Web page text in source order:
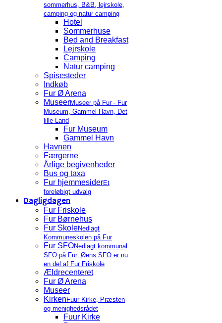
sommerhus, B&B, lejrskole,
camping og natur camping
Hotel
Sommerhuse
Bed and Breakfast
Lejrskole
Camping
Natur camping
Spisesteder
Indkøb
Fur Ø Arena
MuseerMuseer på Fur - Fur
Museum, Gammel Havn, Det
lille Land
Fur Museum
Gammel Havn
Havnen
Færgerne
Årlige begivenheder
Bus og taxa
Fur hjemmesiderEt
foreløbigt udvalg
Dagligdagen
Fur Friskole
Fur Børnehus
Fur SkoleNedlagt
Kommuneskolen på Fur
Fur SFONedlagt kommunal
SFO på Fur. Øens SFO er nu
en del af Fur Friskole
Ældrecenteret
Fur Ø Arena
Museer
Kirken Fuur Kirke, Præsten
og menighedsrådet
Fuur Kirke